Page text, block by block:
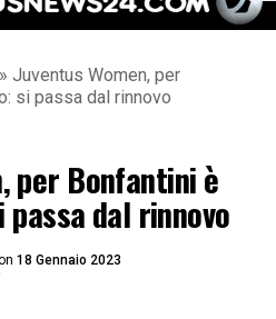
News 24
» Juventus Women, per
si passa dal rinnovo
per Bonfantini è
passa dal rinnovo
18 Gennaio 2023